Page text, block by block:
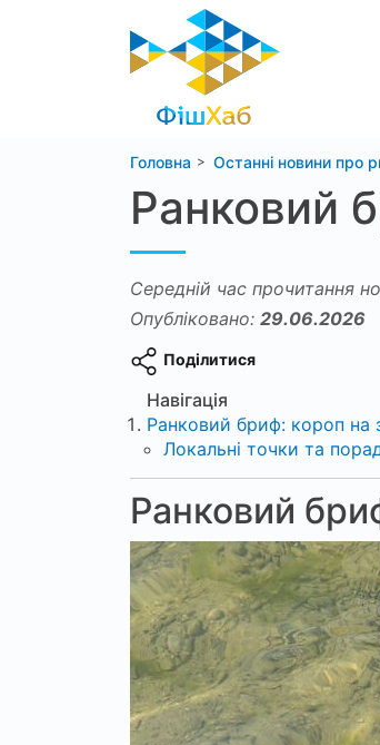
Головна Останні новини про
Ранковий
Середній час прочитання
Опубліковано: 29.06.2026
Поділитися
Навігація
Ранковий бриф: короп на
Локальні точки та
Ранковий